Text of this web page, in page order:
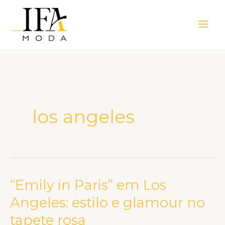
Menu
los angeles
“Emily in Paris” em Los
Angeles: estilo e glamour no
tapete rosa
“Emily
in
Paris”
em